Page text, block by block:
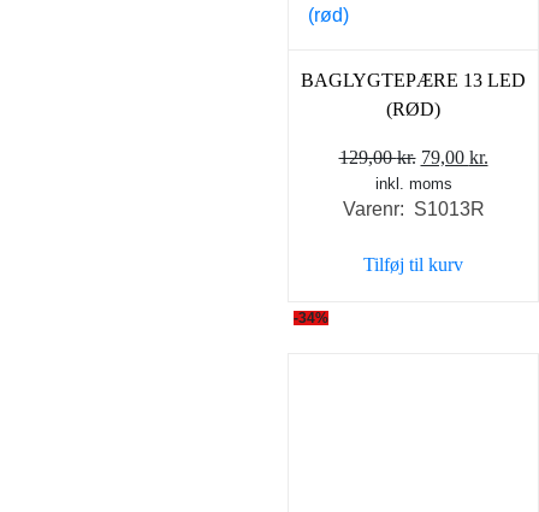
BAGLYGTEPÆRE 13 LED
(RØD)
129,00kr. Den
oprindelige
pris
129,00 kr..
79,00 kr.
inkl. moms
Varenr: S1013R
Tilføj til kurv
-34%